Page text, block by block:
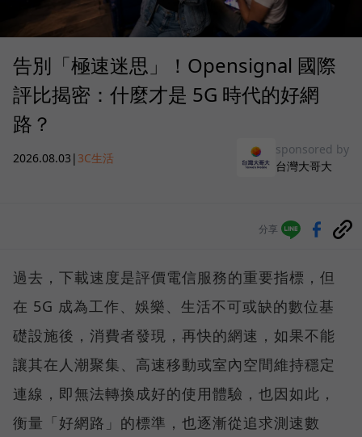
告別「極速迷思」！Opensignal 國際
評比揭密：什麼才是 5G 時代的好網
路？
2026.08.03 | 3C生活
sponsored by
台灣大哥大
分享
過去，下載速度是評價電信服務的重要指標，但
在 5G 成為工作、娛樂、生活不可或缺的數位基
礎設施後，消費者發現，再快的網速，如果不能
讓其在人潮聚集、高速移動或室內空間維持穩定
連線，即無法轉換成好的使用體驗，也因如此，
衡量「好網路」的標準，也逐漸從追求測速數